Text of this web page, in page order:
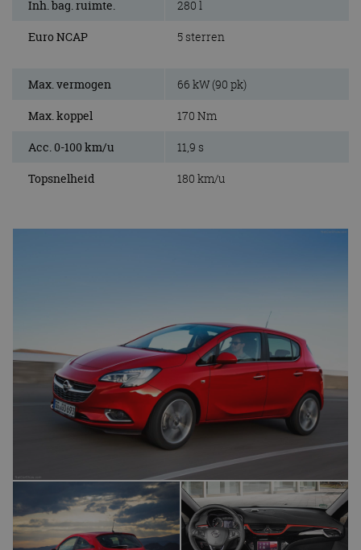
Inh. bag. ruimte. 280 l
Euro NCAP 5 sterren
Max. vermogen 66 kW (90 pk)
Max. koppel 170 Nm
Acc. 0-100 km/u 11,9 s
Topsnelheid 180 km/u